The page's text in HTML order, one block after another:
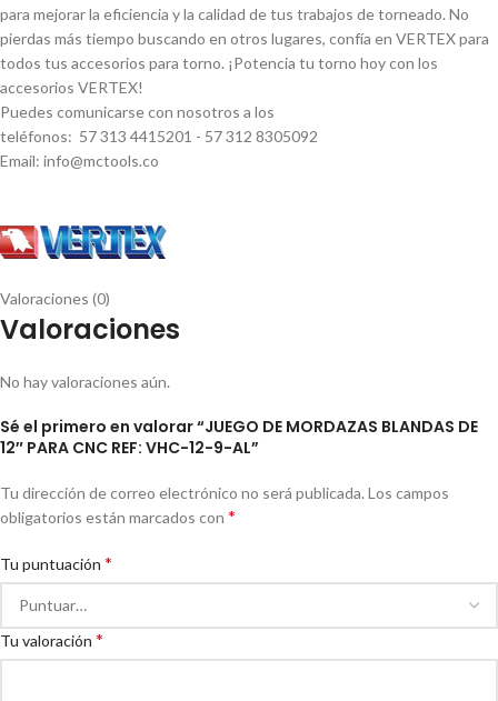
para mejorar la eficiencia y la calidad de tus trabajos de torneado. No
pierdas más tiempo buscando en otros lugares, confí­a en VERTEX para
todos tus accesorios para torno. ¡Potencia tu torno hoy con los
accesorios VERTEX!
Puedes comunicarse con nosotros a los
teléfonos: 57 313 4415201 - 57 312 8305092
Email: info@mctools.co
Valoraciones (0)
Valoraciones
No hay valoraciones aún.
Sé el primero en valorar “JUEGO DE MORDAZAS BLANDAS DE
12″ PARA CNC REF: VHC-12-9-AL”
Tu dirección de correo electrónico no será publicada. Los campos
obligatorios están marcados con *
Tu puntuación *
Tu valoración *